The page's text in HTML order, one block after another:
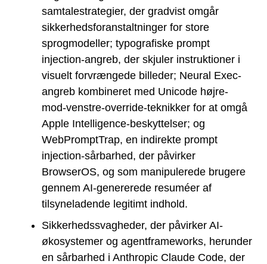
samtalestrategier, der gradvist omgår
sikkerhedsforanstaltninger for store
sprogmodeller; typografiske prompt
injection-angreb, der skjuler instruktioner i
visuelt forvrængede billeder; Neural Exec-
angreb kombineret med Unicode højre-
mod-venstre-override-teknikker for at omgå
Apple Intelligence-beskyttelser; og
WebPromptTrap, en indirekte prompt
injection-sårbarhed, der påvirker
BrowserOS, og som manipulerede brugere
gennem AI-genererede resuméer af
tilsyneladende legitimt indhold.
Sikkerhedssvagheder, der påvirker AI-
økosystemer og agentframeworks, herunder
en sårbarhed i Anthropic Claude Code, der